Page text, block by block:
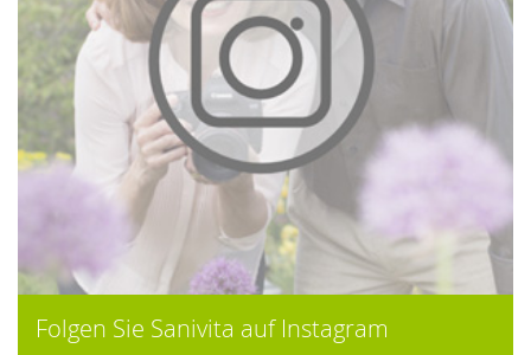
Folgen Sie Sanivita auf Instagram